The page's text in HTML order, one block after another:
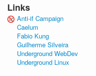
Links
Anti-if Campaign
Caelum
Fabio Kung
Guilherme Silveira
Underground WebDev
Underground Linux